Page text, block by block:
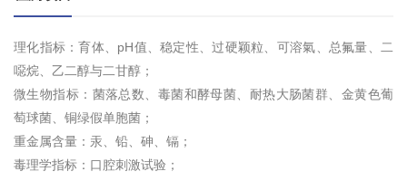
理化指标：育体、pH值、稳定性、过硬颖粒、可溶氣、总氟量、二
噁烷、乙二醇与二甘醇；
微生物指标：菌落总数、毒菌和酵母菌、耐热大肠菌群、金黄色葡
萄球菌、铜绿假单胞菌；
重金属含量：汞、铅、砷、镉；
毒理学指标：口腔刺激试验；